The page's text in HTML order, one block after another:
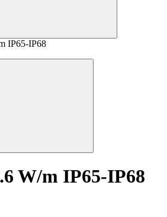
IP65-IP68
W/m IP65-IP68